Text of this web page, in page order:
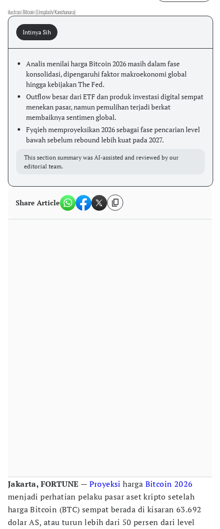
ilustrasi Bitcoin (Unsplash/Kanchanara)
Intinya Sih
Analis menilai harga Bitcoin 2026 masih dalam fase
konsolidasi, dipengaruhi faktor makroekonomi global
hingga kebijakan The Fed.
Outflow besar dari ETF dan produk investasi digital sempat
menekan pasar, namun pemulihan terjadi berkat
membaiknya sentimen global.
Fyqieh memproyeksikan 2026 sebagai fase pencarian level
bawah sebelum rebound lebih kuat pada 2027.
This section summary was AI-assisted and reviewed by our
editorial team.
Share Article
Jakarta, FORTUNE — Proyeksi harga Bitcoin 2026
menjadi perhatian pelaku pasar aset kripto setelah
harga Bitcoin (BTC) sempat berada di kisaran 63.692
dolar AS, atau turun lebih dari 50 persen dari level